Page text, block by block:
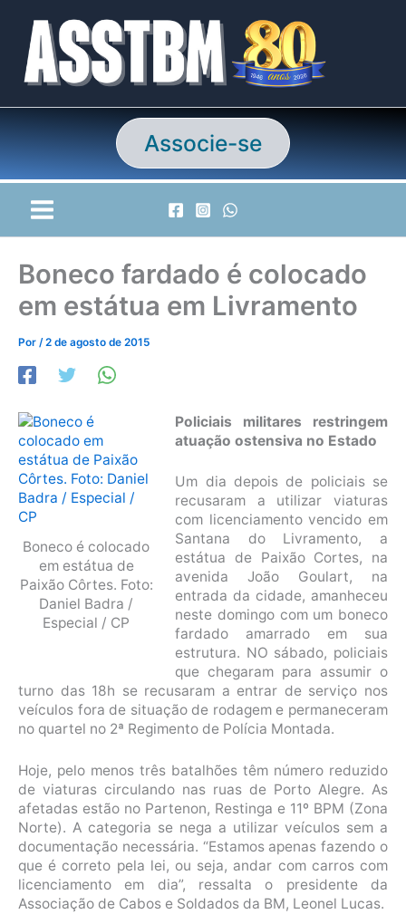
conteúdo
Associe-se
Boneco fardado é colocado
em estátua em Livramento
Por /2 de agosto de 2015
Boneco é colocado
em estátua de
Paixão Côrtes. Foto:
Daniel Badra /
Especial / CP
Policiais militares restringem
atuação ostensiva no Estado
Um dia depois de policiais se
recusaram a utilizar viaturas
com licenciamento vencido em
Santana do Livramento, a
estátua de Paixão Cortes, na
avenida João Goulart, na
entrada da cidade, amanheceu
neste domingo com um boneco
fardado amarrado em sua
estrutura. NO sábado, policiais
que chegaram para assumir o
turno das 18h se recusaram a entrar de serviço nos
veículos fora de situação de rodagem e permaneceram
no quartel no 2ª Regimento de Polícia Montada.
Hoje, pelo menos três batalhões têm número reduzido
de viaturas circulando nas ruas de Porto Alegre. As
afetadas estão no Partenon, Restinga e 11º BPM (Zona
Norte). A categoria se nega a utilizar veículos sem a
documentação necessária. “Estamos apenas fazendo o
que é correto pela lei, ou seja, andar com carros com
licenciamento em dia”, ressalta o presidente da
Associação de Cabos e Soldados da BM, Leonel Lucas.